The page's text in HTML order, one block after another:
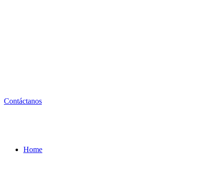
Contáctanos
Home